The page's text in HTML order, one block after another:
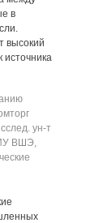
в
высокий
источника
ун‑т
ВШЭ,